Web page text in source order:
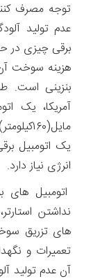
توجه مصرف
عدم تولید
برقی چیزی در
هزینه سوخت
بنزینی است.
انرژی نیاز دارد.
اتومبیل
نداشتن
های تزریق
تعمیرات و
آن عدم تولید